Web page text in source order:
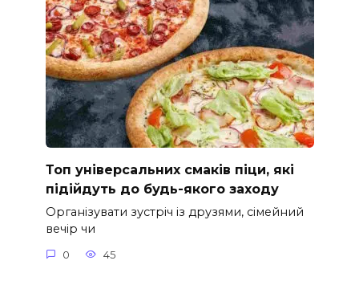
Топ універсальних смаків піци, які
підійдуть до будь-якого заходу
Організувати зустріч із друзями, сімейний
вечір чи
0 45